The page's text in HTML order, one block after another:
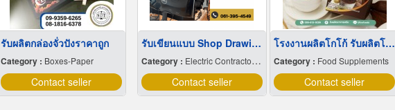
รับผลิตกล่องจั่วปังราคาถูก
Category : Boxes-Paper
Contact seller
รับเขียนแบบ Shop Drawing ( DWG )
Category : Electric Contractors-Industrial & Residential
Contact seller
โรงงานผลิตโกโก้ รับผลิตโกโก้
Category : Food Supplements
Contact seller